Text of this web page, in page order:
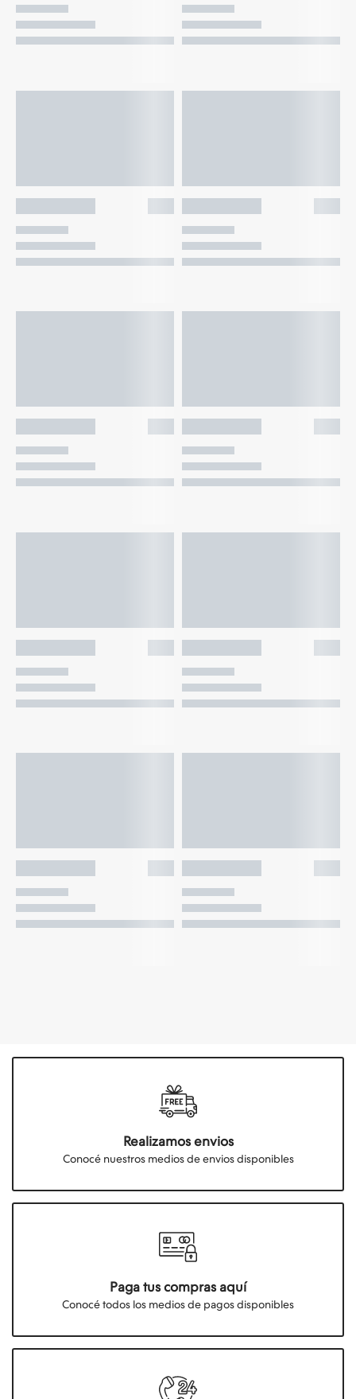
Realizamos envios
Conocé nuestros medios de envios disponibles
Paga tus compras aquí
Conocé todos los medios de pagos disponibles